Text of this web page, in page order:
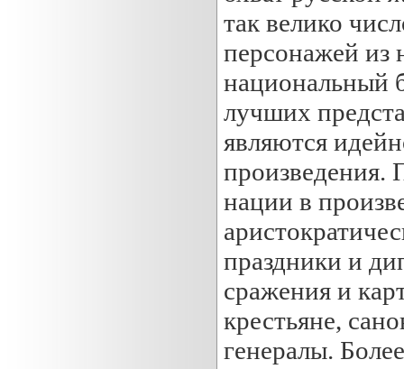
так велико
персонажей из
национальный
лучших
являются
произведения.
нации в
праздники и
сражения и
крестьяне,
генералы.